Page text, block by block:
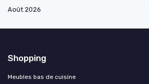
Août 2026
Shopping
Meubles bas de cuisine